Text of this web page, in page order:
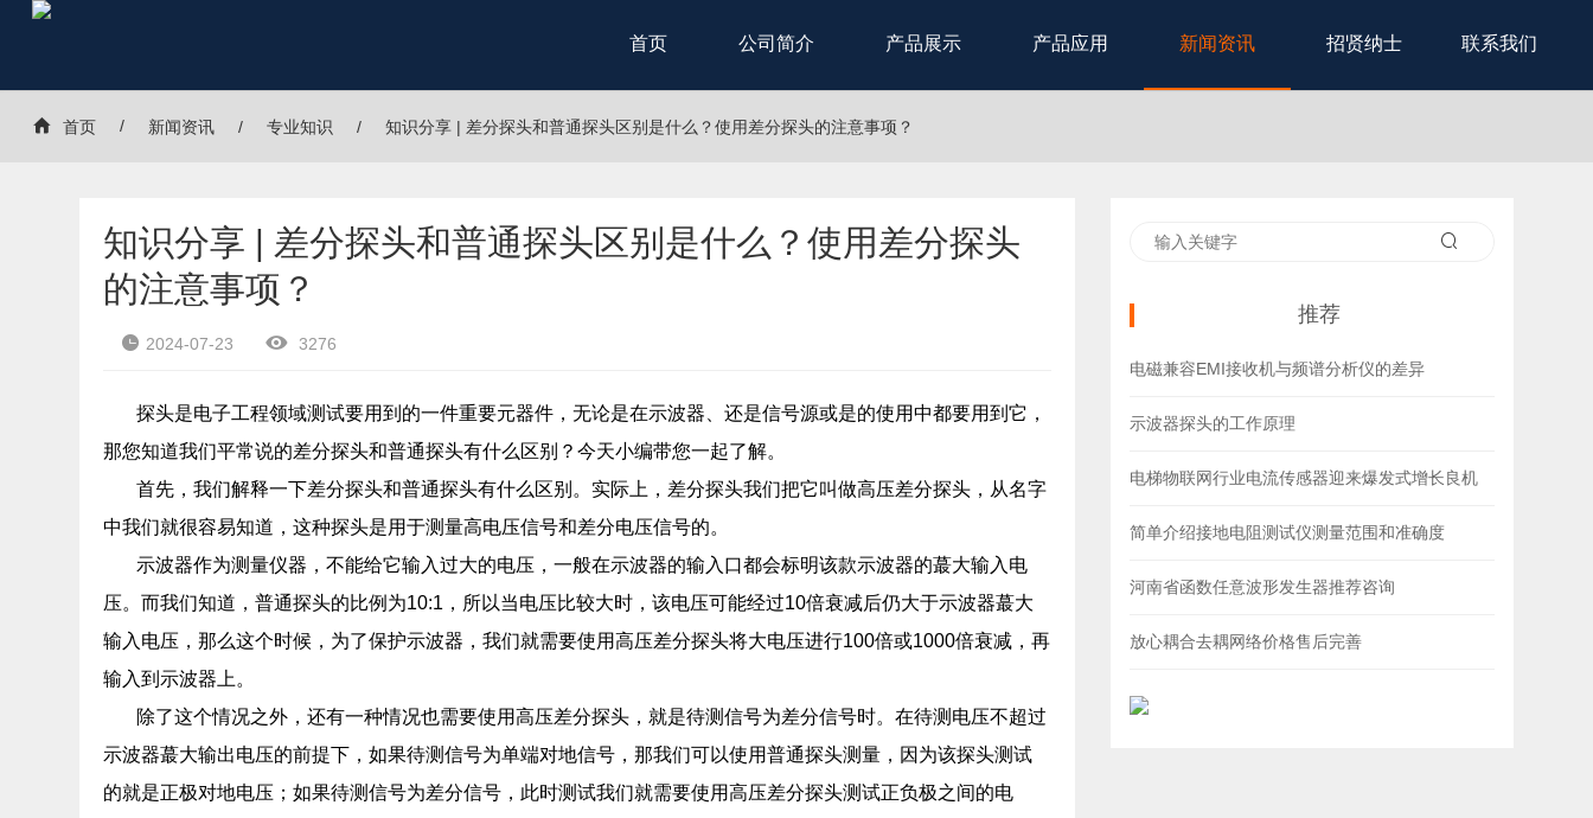
首页 公司简介 产品展示 产品应用 新闻资讯 招贤纳士 联系我们
首页 新闻资讯 专业知识 知识分享 | 差分探头和普通探头区别是什么？使用差分探头的注意事项？
知识分享 | 差分探头和普通探头区别是什么？使用差分探头
的注意事项？
2024-07-23 3276
探头是电子工程领域测试要用到的一件重要元器件，无论是在示波器、还是信号源或是的使用中都要用到它，
那您知道我们平常说的差分探头和普通探头有什么区别？今天小编带您一起了解。
首先，我们解释一下差分探头和普通探头有什么区别。实际上，差分探头我们把它叫做高压差分探头，从名字
中我们就很容易知道，这种探头是用于测量高电压信号和差分电压信号的。
示波器作为测量仪器，不能给它输入过大的电压，一般在示波器的输入口都会标明该款示波器的蕞大输入电
压。而我们知道，普通探头的比例为10:1，所以当电压比较大时，该电压可能经过10倍衰减后仍大于示波器蕞大
输入电压，那么这个时候，为了保护示波器，我们就需要使用高压差分探头将大电压进行100倍或1000倍衰减，再
输入到示波器上。
除了这个情况之外，还有一种情况也需要使用高压差分探头，就是待测信号为差分信号时。在待测电压不超过
示波器蕞大输出电压的前提下，如果待测信号为单端对地信号，那我们可以使用普通探头测量，因为该探头测试
的就是正极对地电压；如果待测信号为差分信号，此时测试我们就需要使用高压差分探头测试正负极之间的电
推荐
电磁兼容EMI接收机与频谱分析仪的差异
示波器探头的工作原理
电梯物联网行业电流传感器迎来爆发式增长良机
简单介绍接地电阻测试仪测量范围和准确度
河南省函数任意波形发生器推荐咨询
放心耦合去耦网络价格售后完善